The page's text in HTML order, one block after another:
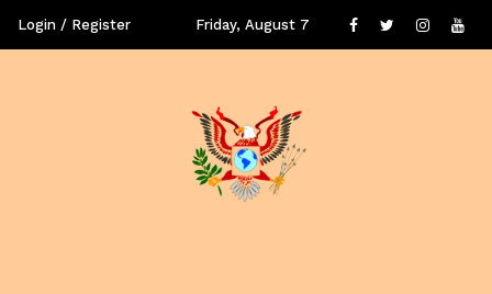
Login / Register Friday, August 7